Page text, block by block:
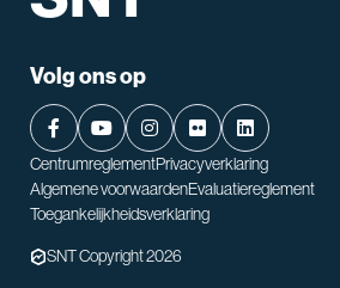
Volg ons op
CentrumreglementPrivacyverklaring
Algemene voorwaardenEvaluatiereglement
Toegankelijkheidsverklaring
SNT Copyright 2026